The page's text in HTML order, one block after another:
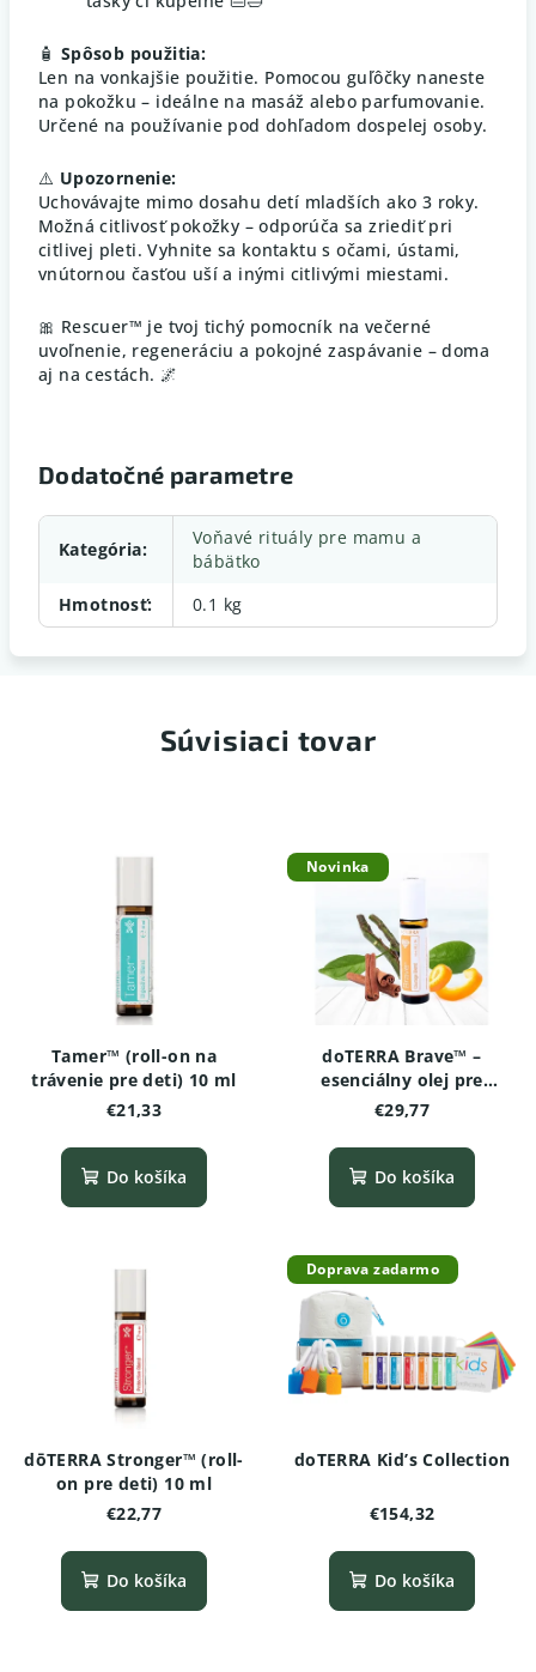
🧴 Spôsob použitia:
Len na vonkajšie použitie. Pomocou guľôčky naneste
na pokožku – ideálne na masáž alebo parfumovanie.
Určené na používanie pod dohľadom dospelej osoby.
⚠️ Upozornenie:
Uchovávajte mimo dosahu detí mladších ako 3 roky.
Možná citlivosť pokožky – odporúča sa zriediť pri
citlivej pleti. Vyhnite sa kontaktu s očami, ústami,
vnútornou časťou uší a inými citlivými miestami.
🎀 Rescuer™ je tvoj tichý pomocník na večerné
uvoľnenie, regeneráciu a pokojné zaspávanie – doma
aj na cestách. 🌌
Dodatočné parametre
Kategória:
Voňavé rituály pre mamu a
bábätko
Hmotnosť: 0.1 kg
Súvisiaci tovar
Tamer™ (roll-on na
trávenie pre deti) 10 ml
€21,33
Do košíka
Novinka
doTERRA Brave™ –
esenciálny olej pre
odvahu pre deti (10 ml
€29,77
Do košíka
dōTERRA Stronger™ (roll-
on pre deti) 10 ml
€22,77
Do košíka
Doprava zadarmo
doTERRA Kid’s Collection
€154,32
Do košíka